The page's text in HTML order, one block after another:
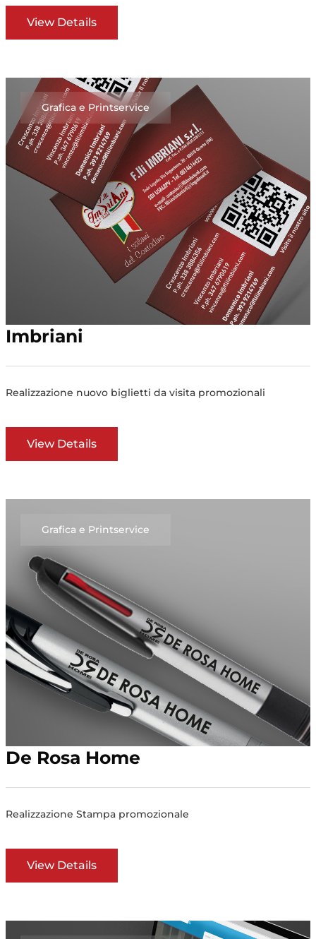
View Details
Grafica e Printservice
Imbriani
Realizzazione nuovo biglietti da visita promozionali
View Details
Grafica e Printservice
De Rosa Home
Realizzazione Stampa promozionale
View Details